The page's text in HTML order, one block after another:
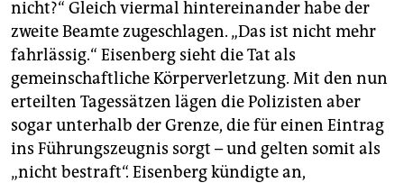
nicht?“ Gleich viermal hintereinander habe der
zweite Beamte zugeschlagen. „Das ist nicht mehr
fahrlässig.“ Eisenberg sieht die Tat als
gemeinschaftliche Körperverletzung. Mit den nun
erteilten Tagessätzen lägen die Polizisten aber
sogar unterhalb der Grenze, die für einen Eintrag
ins Führungszeugnis sorgt – und gelten somit als
„nicht bestraft“. Eisenberg kündigte an,